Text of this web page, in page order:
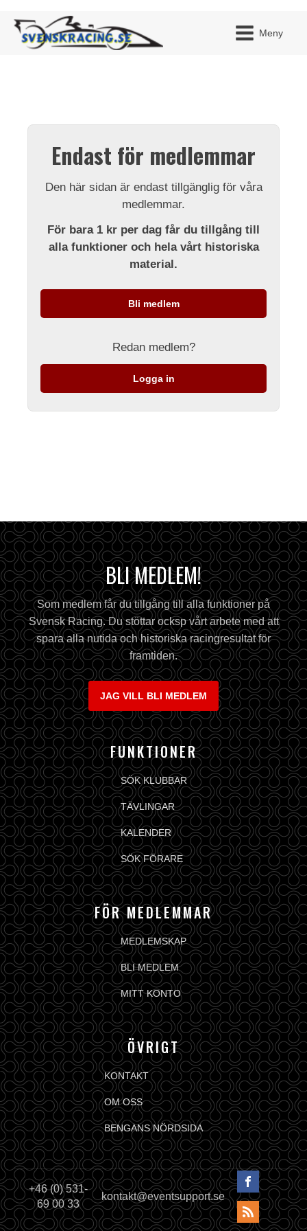
Meny
Endast för medlemmar
Den här sidan är endast tillgänglig för våra
medlemmar.
För bara 1 kr per dag får du tillgång till
alla funktioner och hela vårt historiska
material.
Bli medlem
Redan medlem?
Logga in
BLI MEDLEM!
Som medlem får du tillgång till alla funktioner på
Svensk Racing. Du stöttar ocksp vårt arbete med att
spara alla nutida och historiska racingresultat för
framtiden.
JAG VILL BLI MEDLEM
FUNKTIONER
SÖK KLUBBAR
TÄVLINGAR
KALENDER
SÖK FÖRARE
FÖR MEDLEMMAR
MEDLEMSKAP
BLI MEDLEM
MITT KONTO
ÖVRIGT
KONTAKT
OM OSS
BENGANS NÖRDSIDA
+46 (0) 531-
69 00 33
kontakt@eventsupport.se